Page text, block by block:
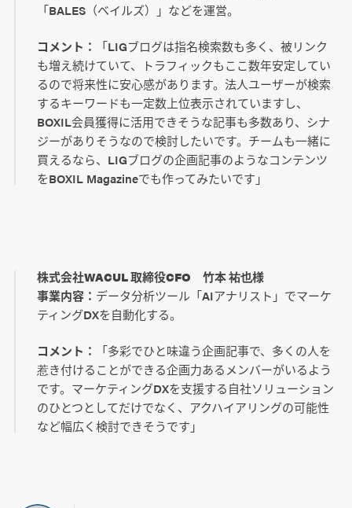
「BALES（ベイルズ）」などを運営。
コメント：
「LIGブログは指名検索数も多く、被リンク
も増え続けていて、トラフィックもここ数年安定してい
るので将来性に安心感があります。法人ユーザーが検索
するキーワードも一定数上位表示されていますし、
BOXIL会員獲得に活用できそうな記事も多数あり、シナ
ジーがありそうなので検討したいです。チームも一緒に
買えるなら、LIGブログの企画記事のようなコンテンツ
をBOXIL Magazineでも作ってみたいです」
株式会社WACUL 取締役CFO 竹本 祐也様
事業内容： データ分析ツール「AIアナリスト」でマーケ
ティングDXを自動化する。
コメント：
「多彩でひと味違う企画記事で、多くの人を
惹き付けることができる企画力あるメンバーがいるよう
です。マーケティングDXを支援する自社ソリューション
のひとつとしてだけでなく、アクハイアリングの可能性
など幅広く検討できそうです」